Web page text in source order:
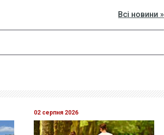
Всі новини »
02 серпня 2026